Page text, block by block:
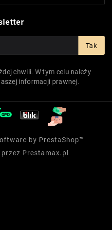
Tak
chwili. W tym celu należy
informacji prawnej.
by PrestaShop™
Prestamax.pl